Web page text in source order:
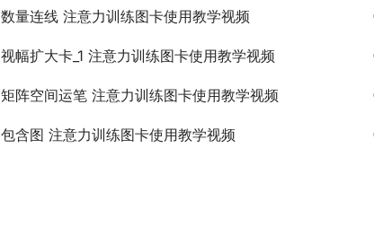
数量连线 注意力训练图卡使用教学视频
视幅扩大卡_1 注意力训练图卡使用教学视频
矩阵空间运笔 注意力训练图卡使用教学视频
包含图 注意力训练图卡使用教学视频